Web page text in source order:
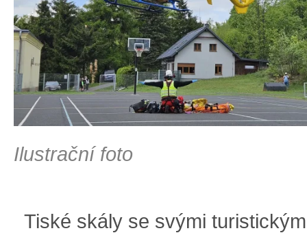
Ilustrační foto
Tiské skály se svými